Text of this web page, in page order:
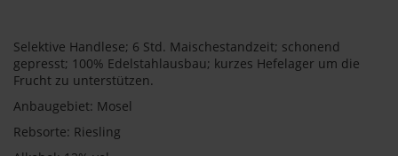
Selektive Handlese; 6 Std. Maischestandzeit; schonend
gepresst; 100% Edelstahlausbau; kurzes Hefelager um die
Frucht zu unterstützen.
Anbaugebiet: Mosel
Rebsorte: Riesling